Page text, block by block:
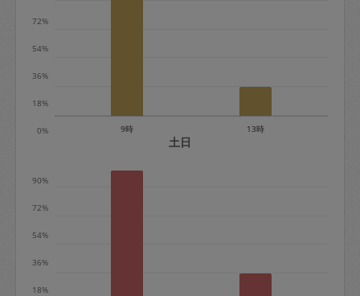
※キャンセル料金の設定について：
0%
18%
36%
54%
72%
9時 13時
土日
18%
36%
54%
72%
90%